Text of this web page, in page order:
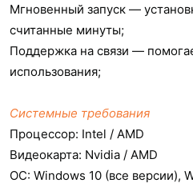
Мгновенный запуск —
считанные минуты;
Поддержка на связи —
использования;
Системные требования
Процессор: Intel / AMD
Видеокарта: Nvidia / AMD
ОС: Windows 10 (все версии),